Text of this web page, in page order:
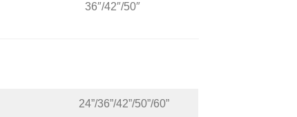
36″/42″/50″
24”/36”/42”/50”/60”